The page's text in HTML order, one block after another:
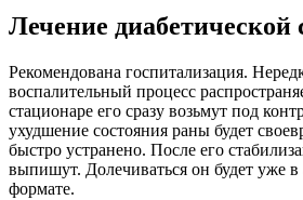
Лечение диабетической
Рекомендована госпитализация.
воспалительный процесс
стационаре его сразу возьмут под
ухудшение состояния раны будет
быстро устранено. После его
выпишут. Долечиваться он будет уже в
формате.